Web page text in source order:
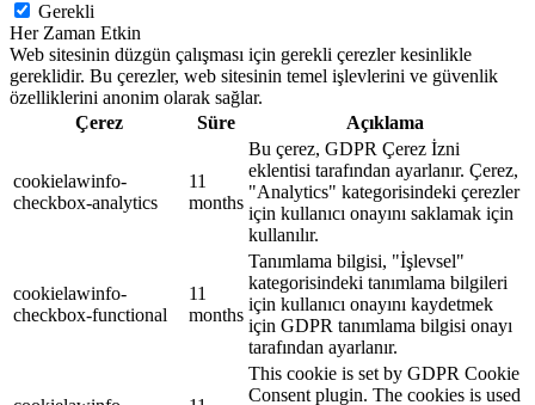
Gerekli
Her Zaman Etkin
Web sitesinin düzgün çalışması için gerekli çerezler kesinlikle
gereklidir. Bu çerezler, web sitesinin temel işlevlerini ve güvenlik
özelliklerini anonim olarak sağlar.
Çerez
Süre Açıklama
cookielawinfo-
checkbox-analytics
11
months
Bu çerez, GDPR Çerez İzni
eklentisi tarafından ayarlanır. Çerez,
"Analytics" kategorisindeki çerezler
için kullanıcı onayını saklamak için
kullanılır.
cookielawinfo-
checkbox-functional
11
months
Tanımlama bilgisi, "İşlevsel"
kategorisindeki tanımlama bilgileri
için kullanıcı onayını kaydetmek
için GDPR tanımlama bilgisi onayı
tarafından ayarlanır.
This cookie is set by GDPR Cookie
Consent plugin. The cookies is used